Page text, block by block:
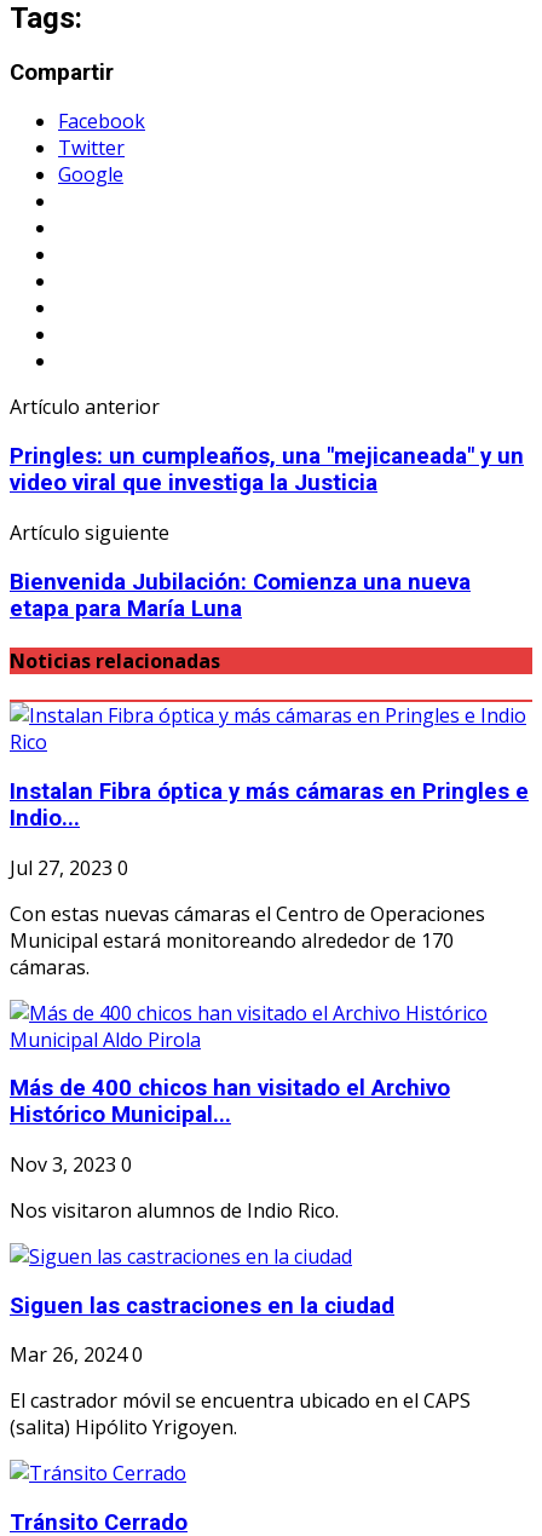
Tags:
Compartir
Facebook
Twitter
Google
Artículo anterior
Pringles: un cumpleaños, una "mejicaneada" y un
video viral que investiga la Justicia
Artículo siguiente
Bienvenida Jubilación: Comienza una nueva
etapa para María Luna
Noticias relacionadas
Instalan Fibra óptica y más cámaras en Pringles e
Indio...
Jul 27, 2023 0
Con estas nuevas cámaras el Centro de Operaciones
Municipal estará monitoreando alrededor de 170
cámaras.
Más de 400 chicos han visitado el Archivo
Histórico Municipal...
Nov 3, 2023 0
Nos visitaron alumnos de Indio Rico.
Siguen las castraciones en la ciudad
Mar 26, 20240
El castrador móvil se encuentra ubicado en el CAPS
(salita) Hipólito Yrigoyen.
Tránsito Cerrado